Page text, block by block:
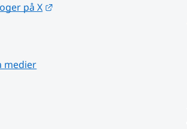
på X
medier